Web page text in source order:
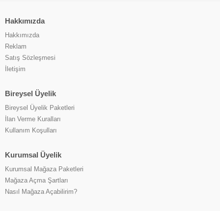
Hakkımızda
Hakkımızda
Reklam
Satış Sözleşmesi
İletişim
Bireysel Üyelik
Bireysel Üyelik Paketleri
İlan Verme Kuralları
Kullanım Koşulları
Kurumsal Üyelik
Kurumsal Mağaza Paketleri
Mağaza Açma Şartları
Nasıl Mağaza Açabilirim?